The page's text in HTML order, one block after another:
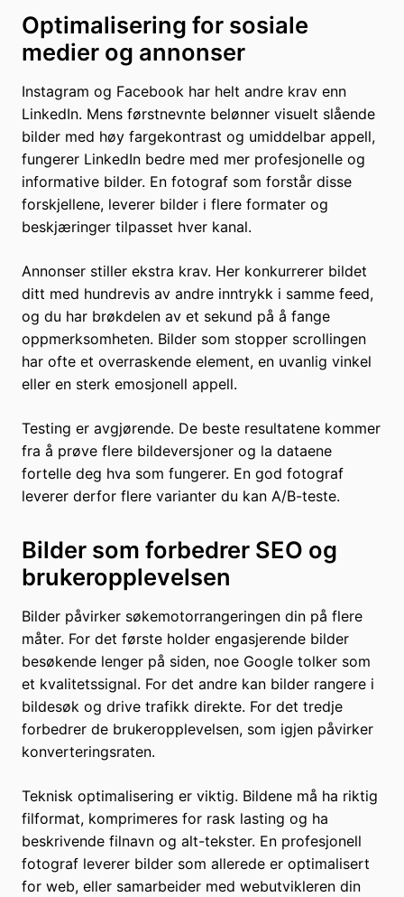
Optimalisering for sosiale
medier og annonser
Instagram og Facebook har helt andre krav enn
LinkedIn. Mens førstnevnte belønner visuelt slående
bilder med høy fargekontrast og umiddelbar appell,
fungerer LinkedIn bedre med mer profesjonelle og
informative bilder. En fotograf som forstår disse
forskjellene, leverer bilder i flere formater og
beskjæringer tilpasset hver kanal.
Annonser stiller ekstra krav. Her konkurrerer bildet
ditt med hundrevis av andre inntrykk i samme feed,
og du har brøkdelen av et sekund på å fange
oppmerksomheten. Bilder som stopper scrollingen
har ofte et overraskende element, en uvanlig vinkel
eller en sterk emosjonell appell.
Testing er avgjørende. De beste resultatene kommer
fra å prøve flere bildeversjoner og la dataene
fortelle deg hva som fungerer. En god fotograf
leverer derfor flere varianter du kan A/B-teste.
Bilder som forbedrer SEO og
brukeropplevelsen
Bilder påvirker søkemotorrangeringen din på flere
måter. For det første holder engasjerende bilder
besøkende lenger på siden, noe Google tolker som
et kvalitetssignal. For det andre kan bilder rangere i
bildesøk og drive trafikk direkte. For det tredje
forbedrer de brukeropplevelsen, som igjen påvirker
konverteringsraten.
Teknisk optimalisering er viktig. Bildene må ha riktig
filformat, komprimeres for rask lasting og ha
beskrivende filnavn og alt-tekster. En profesjonell
fotograf leverer bilder som allerede er optimalisert
for web, eller samarbeider med webutvikleren din